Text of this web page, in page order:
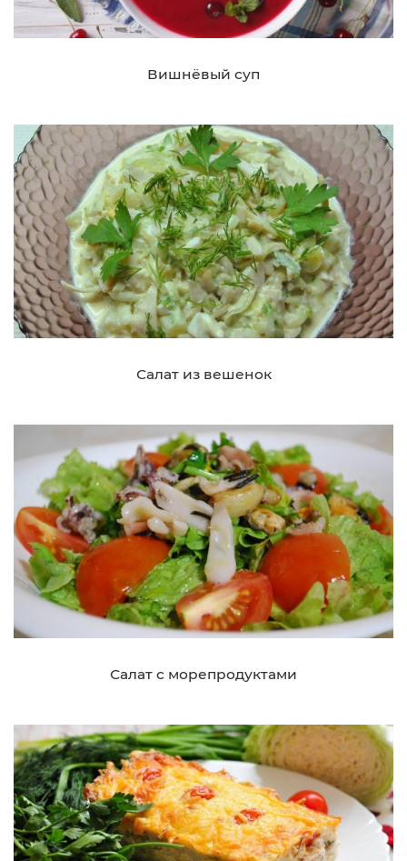
Вишнёвый суп
Салат из вешенок
Салат с морепродуктами